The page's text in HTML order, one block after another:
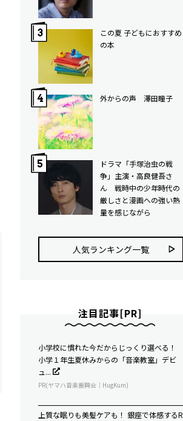
この夏 子どもにおすすめ
の本
外からの声 澤田瞳子
ドラマ「手塚治虫の戦
争」主演・高良健吾さ
ん 戦時中の少年時代の
厳しさと漫画への強い熱
量を感じながら
人気ランキング⼀覧
注目記事[PR]
小学校に慣れた今だからじっくり選べる！
小学１年生夏休みからの「音楽教室」デビ
ュ...
PR(ヤマハ音楽振興会｜HugKum)
上質な眠りも美髪ケアも！ 銀座で体感するR